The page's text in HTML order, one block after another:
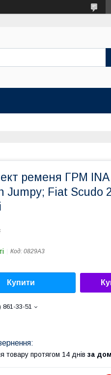
ременя ГРМ
Jumpy; Fiat Scudo
Код: 0829A3
Купити
861-33-51
товару протягом 14 днів за